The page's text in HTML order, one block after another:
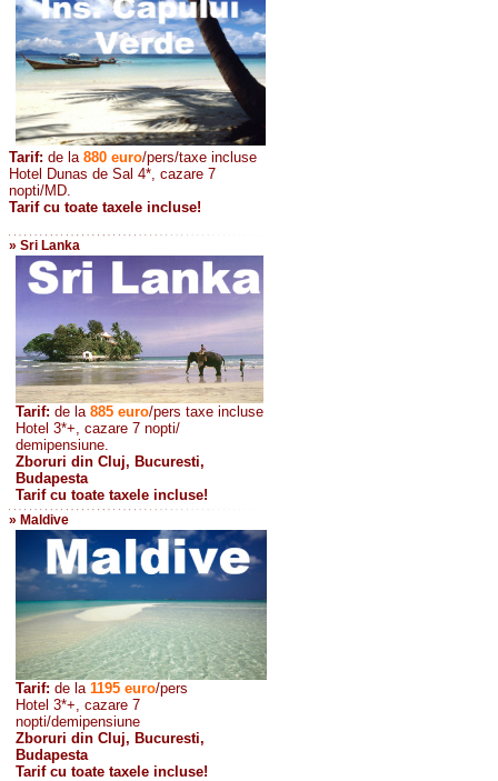
Tarif: de la 880 euro/pers/taxe incluse
Hotel Dunas de Sal 4*, cazare 7
nopti/MD.
Tarif cu toate taxele incluse!
» Sri Lanka
Tarif: de la 885 euro/pers taxe incluse
Hotel 3*+, cazare 7 nopti/
demipensiune.
Zboruri din Cluj, Bucuresti,
Budapesta
Tarif cu toate taxele incluse!
» Maldive
Tarif: de la 1195 euro/pers
Hotel 3*+, cazare 7
nopti/demipensiune
Zboruri din Cluj, Bucuresti,
Budapesta
Tarif cu toate taxele incluse!